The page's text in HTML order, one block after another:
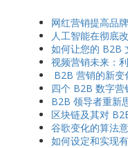
网红营销提高品
人工智能在彻底
如何让您的 B2B
视频营销未来：
B2B 营销的新变
四个 B2B 数字营
B2B 领导者重新
区块链及其对
谷歌变化的算法
如何设定和实现